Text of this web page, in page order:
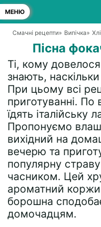
МЕНЮ
Смачні рецепти» Випічка»
Пісна
Ті, кому довелося
знають,
При цьому всі
приготуванні. По
їдять італійську
Пропонуємо
вихідний на
вечерю та
популярну
часником. Цей
ароматний
борошна
домочадцям.